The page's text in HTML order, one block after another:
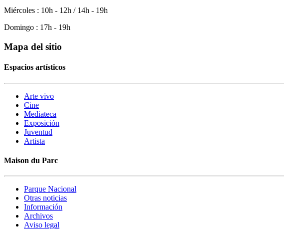
Miércoles : 10h - 12h / 14h - 19h
Domingo : 17h - 19h
Mapa del sitio
Espacios artísticos
Arte vivo
Cine
Mediateca
Exposición
Juventud
Artista
Maison du Parc
Parque Nacional
Otras noticias
Información
Archivos
Aviso legal